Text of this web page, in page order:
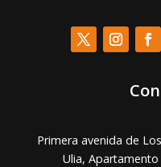
Primera avenida de
Ulia, Apartamento